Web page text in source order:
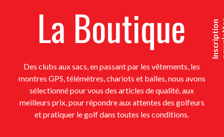
I
n
s
c
r
i
p
t
i
o
n
n
e
w
s
l
e
t
t
e
La Boutique
Des clubs aux sacs, en passant par les vêtements, les
montres GPS, télémètres, chariots et balles, nous avons
sélectionné pour vous des articles de qualité, aux
meilleurs prix, pour répondre aux attentes des golfeurs
et pratiquer le golf dans toutes les conditions.